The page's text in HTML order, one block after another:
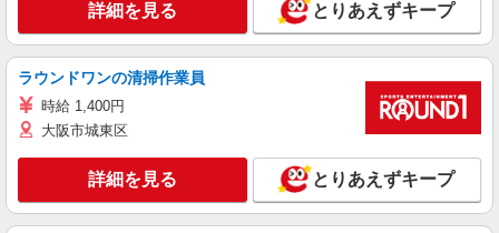
詳細を見る とりあえずキープ
ラウンドワンの清掃作業員
時給 1,400円
大阪市城東区
詳細を見る とりあえずキープ